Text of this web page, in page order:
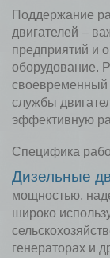
Поддержание
двигателей –
предприятий и
оборудование.
своевременный
службы
эффективную
Специфика
Дизельные
мощностью,
широко
генераторах и